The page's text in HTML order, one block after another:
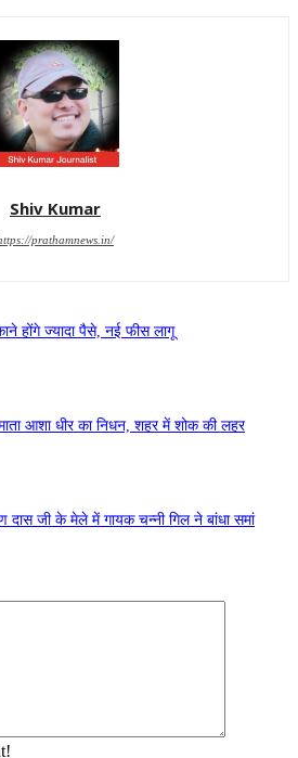
Shiv Kumar
prathamnews.in/
होंगे ज्यादा पैसे, नई फीस लागू
आशा धीर का निधन, शहर में शोक की लहर
दास जी के मेले में गायक चन्नी गिल ने बांधा समां